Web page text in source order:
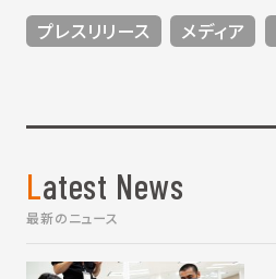
プレスリリース メディア
Latest News
最新のニュース